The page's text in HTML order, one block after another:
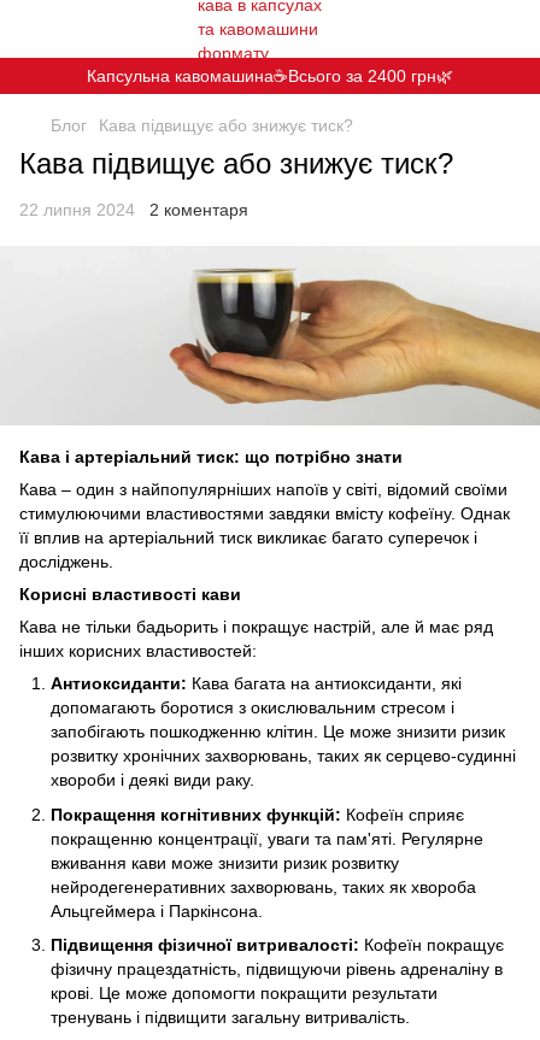
Капсульна кавомашина☕️Всього за 2400 грн🌿
Блог Кава підвищує або знижує тиск?
Кава підвищує або знижує тиск?
22 липня 2024 2 коментаря
Кава і артеріальний тиск: що потрібно знати
Кава – один з найпопулярніших напоїв у світі, відомий своїми
стимулюючими властивостями завдяки вмісту кофеїну. Однак
її вплив на артеріальний тиск викликає багато суперечок і
досліджень.
Корисні властивості кави
Кава не тільки бадьорить і покращує настрій, але й має ряд
інших корисних властивостей:
Антиоксиданти: Кава багата на антиоксиданти, які
допомагають боротися з окислювальним стресом і
запобігають пошкодженню клітин. Це може знизити ризик
розвитку хронічних захворювань, таких як серцево-судинні
хвороби і деякі види раку.
Покращення когнітивних функцій: Кофеїн сприяє
покращенню концентрації, уваги та пам'яті. Регулярне
вживання кави може знизити ризик розвитку
нейродегенеративних захворювань, таких як хвороба
Альцгеймера і Паркінсона.
Підвищення фізичної витривалості: Кофеїн покращує
фізичну працездатність, підвищуючи рівень адреналіну в
крові. Це може допомогти покращити результати
тренувань і підвищити загальну витривалість.